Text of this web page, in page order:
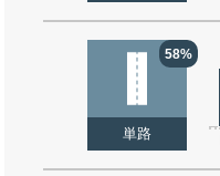
58%
単路